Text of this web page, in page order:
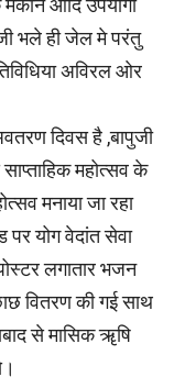
आदि उपयोगी
भले ही जेल मे परंतु
अविरल ओर
दिवस है ,बापुजी
महोत्सव के
मनाया जा रहा
योग वेदांत सेवा
लगातार भजन
वितरण की गई साथ
से मासिक ॠषि